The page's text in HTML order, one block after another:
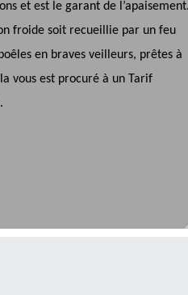
et est le garant de l’apaisement.
froide soit recueillie par un feu
en braves veilleurs, prêtes à
vous est procuré à un Tarif